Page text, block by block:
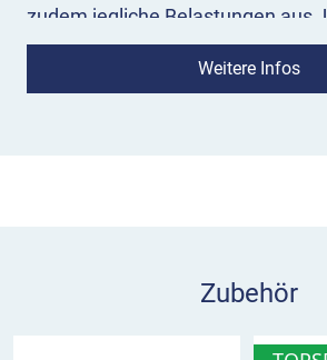
zudem jegliche Belastungen aus.
Thermoplastik aufzubrennen,
lediglich unseren PREMARK™
DecoMark™ Ringscheibe
dass die Oberfläche frei von
Weitere Infos
Zubehör